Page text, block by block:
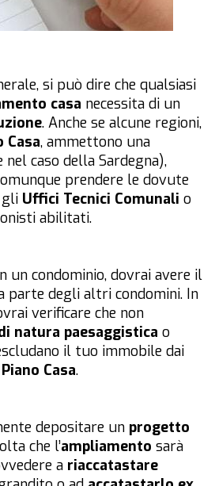
si può dire che qualsiasi
casa necessita di un
. Anche se alcune regioni,
Casa, ammettono una
nel caso della Sardegna),
prendere le dovute
Uffici Tecnici Comunali o
abilitati.
un condominio, dovrai avere il
parte degli altri condomini. In
verificare che non
natura paesaggistica o
il tuo immobile dai
Piano Casa.
depositare un progetto
che l’ampliamento sarà
a riaccatastare